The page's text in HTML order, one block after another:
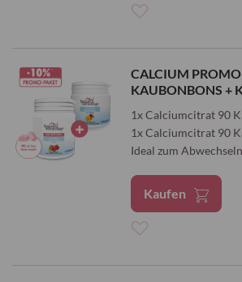
hinzufügen
CALCIUM
KAUBONBONS +
1x Calciumcitrat 90
1x Calciumcitrat 90
Ideal zum Abwechseln
Kaufen